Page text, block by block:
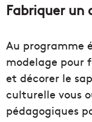
Fabriquer un
Au programme
modelage pour
et décorer le
culturelle vous
pédagogiques